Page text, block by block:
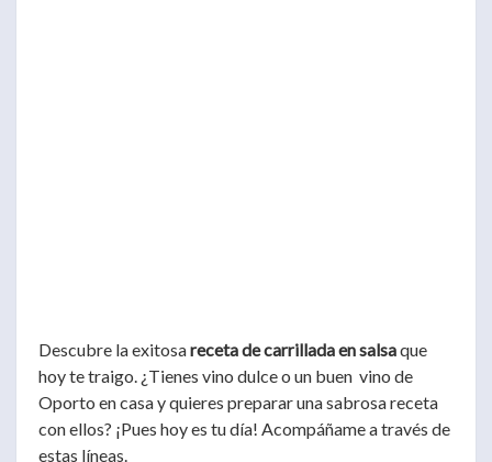
Descubre la exitosareceta de carrillada en salsaque
hoy te traigo. ¿Tienes vino dulce o un buen vino de
Oporto en casa y quieres preparar una sabrosa receta
con ellos? ¡Pues hoy es tu día! Acompáñame a través de
estas líneas.